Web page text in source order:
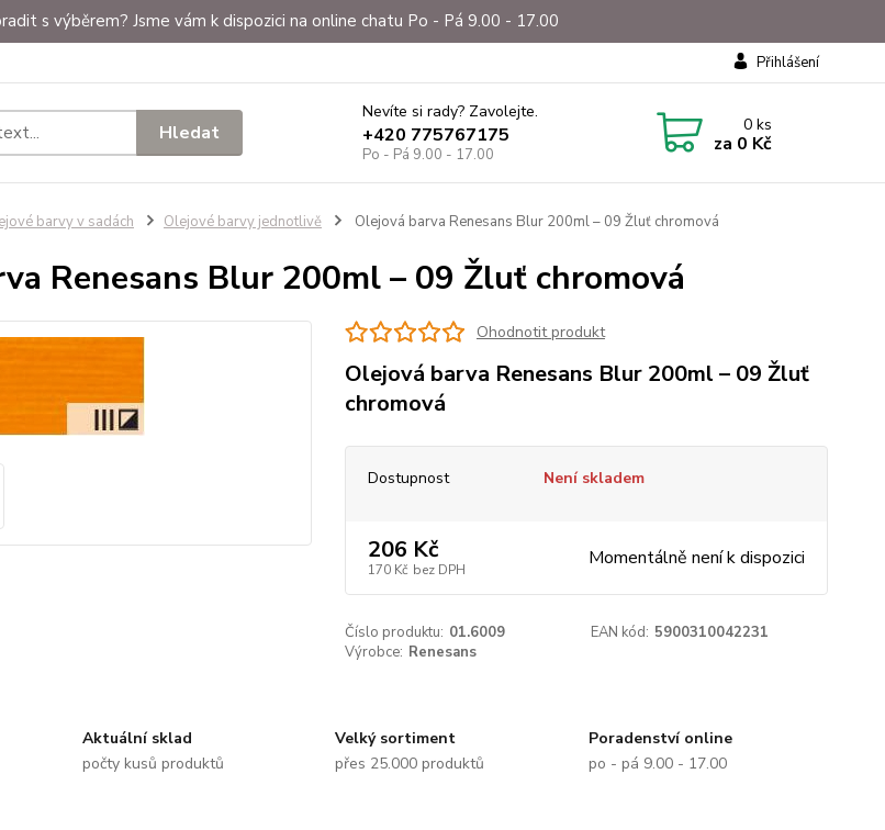
s výběrem? Jsme vám k dispozici na online chatu Po - Pá 9.00 - 17.00
Přihlášení
Hledat
Nevíte si rady? Zavolejte.
+420 775767175
Po - Pá 9.00 - 17.00
0ks
za 0 Kč
barvy v sadách Olejové barvy jednotlivě Olejová barva Renesans Blur 200ml – 09 Žluť chromová
Renesans Blur 200ml – 09 Žluť chromová
Ohodnotit produkt
Olejová barva Renesans Blur 200ml – 09 Žluť
chromová
Dostupnost Není skladem
206 Kč
170 Kč bez DPH Momentálně není k dispozici
Číslo produktu: 01.6009 EAN kód: 5900310042231
Výrobce: Renesans
Aktuální sklad
počty kusů produktů
Velký sortiment
přes 25.000 produktů
Poradenství online
po - pá 9.00 - 17.00